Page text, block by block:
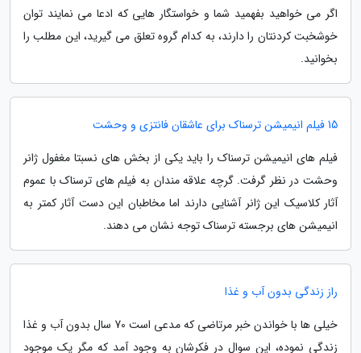
اگر می خواهید بفهمید شما و خواستگار هایی که ادعا می نمایند توان
خوشخبت کردنتان را دارند، به کدام گروه تعلق می گیرید، این مطلب را
بخوانید.
15 فیلم انیمیشن ترسناک برای عاشقان فانتزی و وحشت
فیلم های انیمیشن ترسناک را باید یکی از بخش های نسبتا مغفول ژانر
وحشت در نظر گرفت. گرچه علاقه مندان به فیلم های ترسناک با عموم
آثار کلاسیک این ژانر آشنایی دارند اما مخاطبان این دست آثار کمتر به
انیمیشن های برجسته ترسناک توجه نشان می دهند.
راز زندگی بدون آب و غذا
خیلی ها با خواندن خبر مرتاضی که مدعی است 70 سال بدون آب و غذا
زندگی نموده، این سوال در فکرشان به وجود آمد که مگر یک موجود